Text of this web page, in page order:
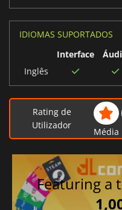
IDIOMAS SUPORTADOS
Interface
Inglês
Rating de
Utilizador
Média
Featuring a